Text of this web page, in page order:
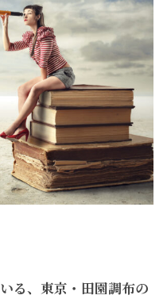
る、東京・田園調布の